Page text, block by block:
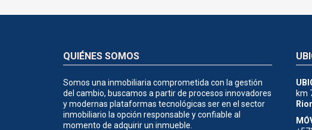
QUIÉNES SOMOS
Somos una inmobiliaria comprometida con la gestión
del cambio, buscamos a partir de procesos innovadores
y modernas plataformas tecnológicas ser en el sector
inmobiliario la opción responsable y confiable al
momento de adquirir un inmueble.
km